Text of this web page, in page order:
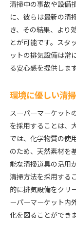
清掃中の事故や設備
に、彼らは最新の清
き、その結果、より
とが可能です。スタ
ットの排気設備は常
る安心感を提供します
環境に優しい清
スーパーマーケット
を採用することは、
では、化学物質の使
のため、天然素材を
能な清掃道具の活用
清掃方法を採用する
的に排気設備をクリ
ーパーマーケット内
化を図ることができま